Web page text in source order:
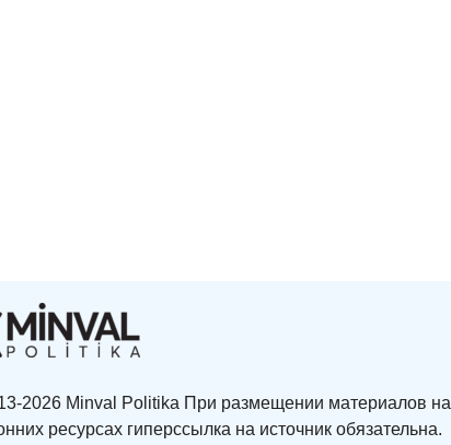
2026 Minval Politika При размещении материалов на
ресурсах гиперссылка на источник обязательна.